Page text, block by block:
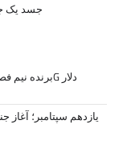
جسد یک